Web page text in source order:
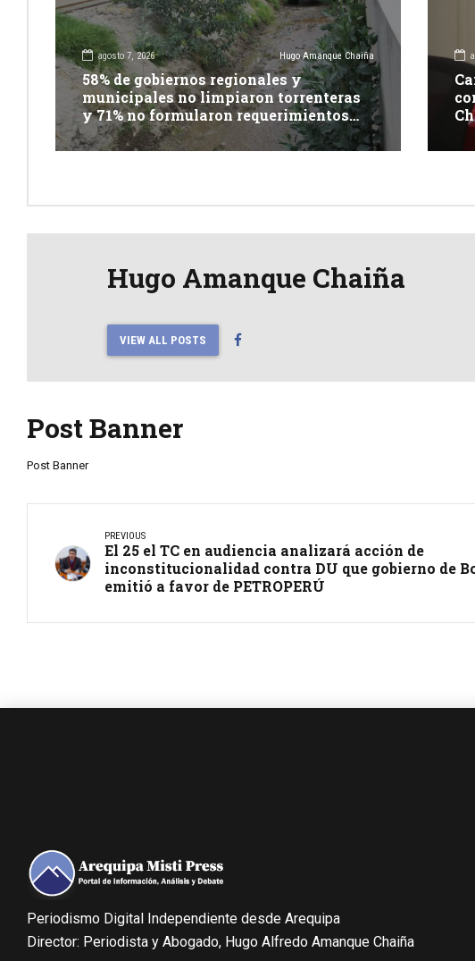
agosto 7, 2026 Hugo Amanque Chaiña
58% de gobiernos regionales y
municipales no limpiaron torrenteras
y 71% no formularon requerimientos
presupuestales afirma informe de
Contraloría
Hugo Amanque Chaiña
VIEW ALL POSTS
Post Banner
Post Banner
PREVIOUS
El 25 el TC en audiencia analizará acción de
inconstitucionalidad contra DU que gobierno de
emitió a favor de PETROPERÚ
Periodismo Digital Independiente desde Arequipa
Director: Periodista y Abogado, Hugo Alfredo Amanque Chaiña